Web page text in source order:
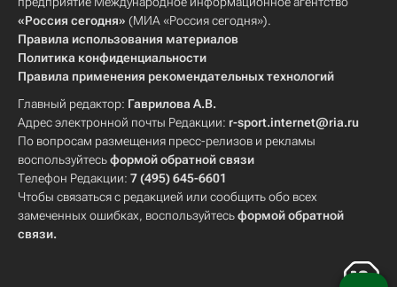
«Россия сегодня» (МИА «Россия сегодня»).
Правила использования материалов
Политика конфиденциальности
Правила применения рекомендательных технологий
Главный редактор: Гаврилова А.В.
Адрес электронной почты Редакции: r-sport.internet@ria.ru
По вопросам размещения пресс-релизов и рекламы
воспользуйтесьформой обратной связи
Телефон Редакции: 7 (495) 645-6601
Чтобы связаться с редакцией или сообщить обо всех
замеченных ошибках, воспользуйтесьформой обратной
связи.